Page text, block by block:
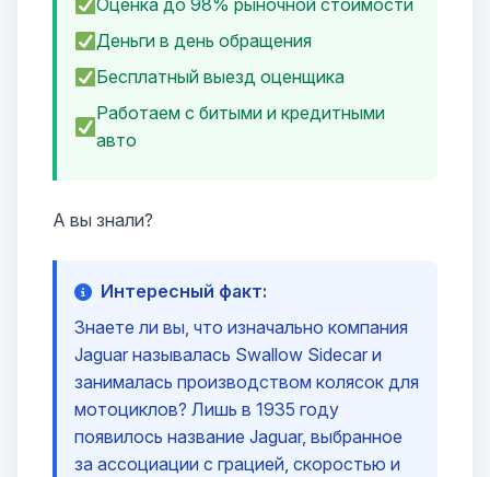
Оценка до 98% рыночной стоимости
Деньги в день обращения
Бесплатный выезд оценщика
Работаем с битыми и кредитными
авто
А вы знали?
Интересный факт:
Знаете ли вы, что изначально компания
Jaguar называлась Swallow Sidecar и
занималась производством колясок для
мотоциклов? Лишь в 1935 году
появилось название Jaguar, выбранное
за ассоциации с грацией, скоростью и